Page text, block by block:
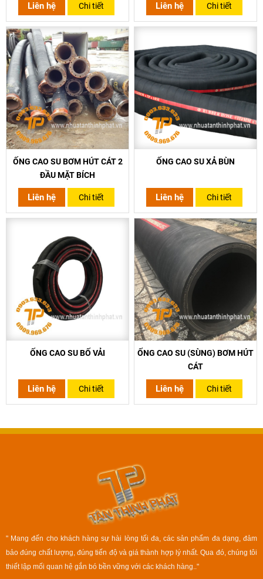
Liên hệ Chi tiết Liên hệ Chi tiết
ỐNG CAO SU BƠM HÚT CÁT 2
ĐẦU MẶT BÍCH
Liên hệ Chi tiết
ỐNG CAO SU XẢ BÙN
Liên hệ Chi tiết
ỐNG CAO SU BỐ VẢI
Liên hệ Chi tiết
ỐNG CAO SU (SÙNG) BƠM HÚT
CÁT
Liên hệ Chi tiết
" Mang đến cho khách hàng sự hài lòng tối đa, các sản phẩm đa dạng, đảm
bảo đúng chất lượng, đúng tiến độ và giá thành hợp lý nhất. Qua đó, chúng tôi
thiết lập mối quan hệ gắn bó bền vững với các khách hàng.."